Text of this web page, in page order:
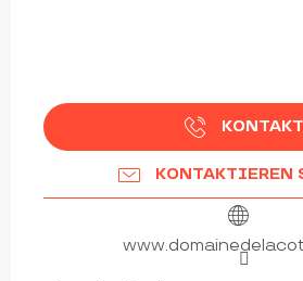
KONTAKT
KONTAKTIEREN